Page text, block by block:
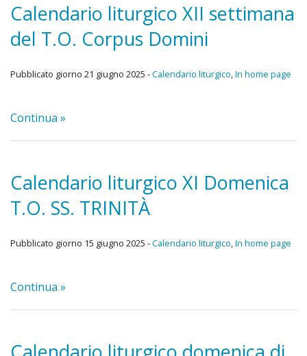
Calendario liturgico XII settimana
del T.O. Corpus Domini
Pubblicato giorno 21 giugno 2025 -Calendario liturgico,In home page
Continua »
Calendario liturgico XI Domenica
T.O. SS. TRINITÀ
Pubblicato giorno 15 giugno 2025 -Calendario liturgico,In home page
Continua »